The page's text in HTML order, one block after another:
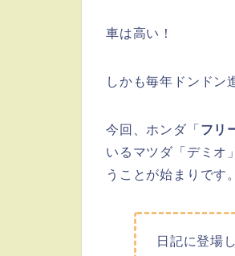
車は高い！
しかも毎年ドンドン
今回、ホンダ「 フリ
いるマツダ「デミオ
うことが始まりです。
日記に登場